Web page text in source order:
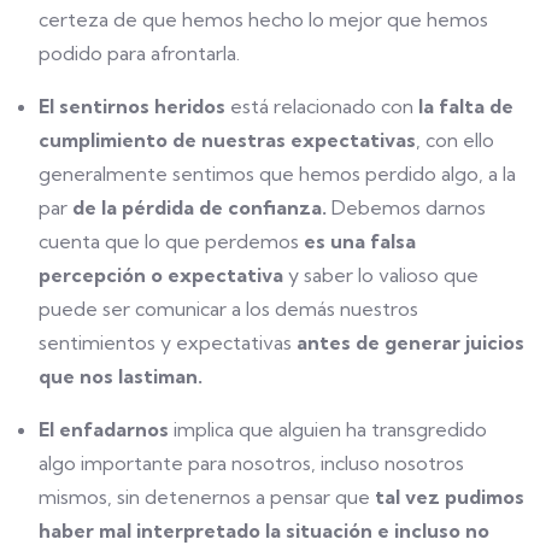
certeza de que hemos hecho lo mejor que hemos
podido para afrontarla.
El sentirnos heridos está relacionado con la falta de
cumplimiento de nuestras expectativas, con ello
generalmente sentimos que hemos perdido algo, a la
par de la pérdida de confianza. Debemos darnos
cuenta que lo que perdemos es una falsa
percepción o expectativa y saber lo valioso que
puede ser comunicar a los demás nuestros
sentimientos y expectativas antes de generar juicios
que nos lastiman.
El enfadarnos implica que alguien ha transgredido
algo importante para nosotros, incluso nosotros
mismos, sin detenernos a pensar que tal vez pudimos
haber mal interpretado la situación e incluso no